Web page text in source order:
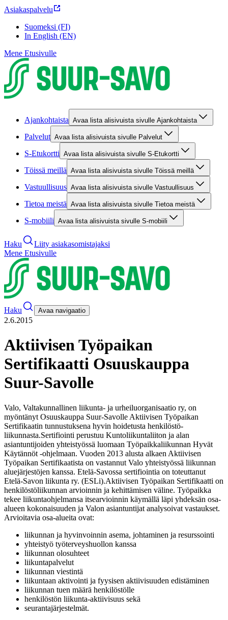
Asiakaspalvelu
Suomeksi (FI)
In English (EN)
Mene Etusivulle
Ajankohtaista Avaa lista alisivuista sivulle Ajankohtaista
Palvelut Avaa lista alisivuista sivulle Palvelut
S-Etukortti Avaa lista alisivuista sivulle S-Etukortti
Töissä meillä Avaa lista alisivuista sivulle Töissä meillä
Vastuullisuus Avaa lista alisivuista sivulle Vastuullisuus
Tietoa meistä Avaa lista alisivuista sivulle Tietoa meistä
S-mobiili Avaa lista alisivuista sivulle S-mobiili
Haku
Liity asiakasomistajaksi
Mene Etusivulle
Haku Avaa navigaatio
2.6.2015
Aktiivisen Työpaikan
Sertifikaatti Osuuskauppa
Suur-Savolle
Valo, Valtakunnallinen liikunta- ja urheiluorganisaatio ry, on
myöntänyt Osuuskauppa Suur-Savolle Aktiivisen Työpaikan
Sertifikaatin tunnustuksena hyvin hoidetusta henkilöstö-
liikunnasta.Sertifiointi perustuu Kuntoliikuntaliiton ja alan
asiantuntijoiden yhteistyössä luomaan Työpaikkaliikunnan Hyvät
Käytännöt -ohjelmaan. Vuoden 2013 alusta alkaen Aktiivisen
Työpaikan Sertifikaatista on vastannut Valo yhteistyössä liikunnan
aluejärjestöjen kanssa. Etelä-Savossa sertifiointia on toteuttanut
Etelä-Savon liikunta ry. (ESLi).Aktiivisen Työpaikan Sertifikaatti on
henkilöstöliikunnan arvioinnin ja kehittämisen väline. Työpaikka
tekee liikuntaohjelmansa itsearvioinnin käymällä läpi yhdeksän osa-
alueen kokonaisuuden ja Valon asiantuntijat analysoivat vastaukset.
Arvioitavia osa-alueita ovat:
liikunnan ja hyvinvoinnin asema, johtaminen ja resurssointi
yhteistyö työterveyshuollon kanssa
liikunnan olosuhteet
liikuntapalvelut
liikunnan viestintä
liikuntaan aktivointi ja fyysisen aktiivisuuden edistäminen
liikunnan tuen määrä henkilöstölle
henkilöstön liikunta-aktiivisuus sekä
seurantajärjestelmät.